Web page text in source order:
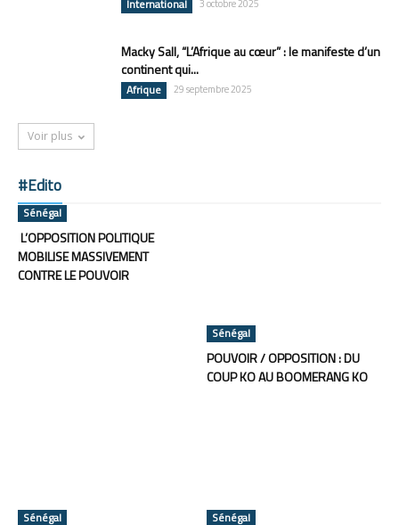
International 3 octobre 2025
Macky Sall, “L’Afrique au cœur” : le manifeste d’un
continent qui...
Afrique 29 septembre 2025
Voir plus
#Edito
Sénégal
L’OPPOSITION POLITIQUE
MOBILISE MASSIVEMENT
CONTRE LE POUVOIR
Sénégal
POUVOIR / OPPOSITION : DU
COUP KO AU BOOMERANG KO
Sénégal Sénégal